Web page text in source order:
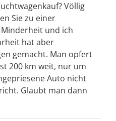
Völlig
Sie zu einer
und ich
hat aber
gemacht. Man opfert
200 km weit, nur um
Auto nicht
Glaubt man dann